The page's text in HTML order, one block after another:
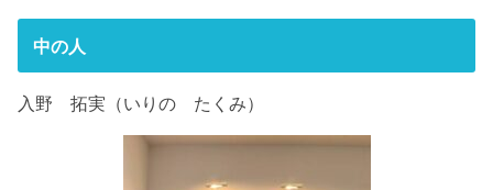
中の人
入野 拓実（いりの たくみ）